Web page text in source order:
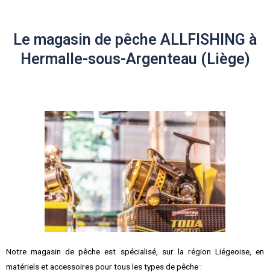
Le magasin de pêche ALLFISHING à
Hermalle-sous-Argenteau (Liège)
Notre magasin de pêche est spécialisé, sur la région Liégeoise, en
matériels et accessoires pour tous les types de pêche :